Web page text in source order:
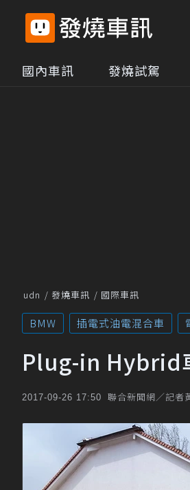
國內車訊 發燒試駕
udn 發燒車訊 國際車訊
BMW 插電式油電混合車
Plug-in Hybrid
2017-09-26 17:50 聯合新聞網／記者